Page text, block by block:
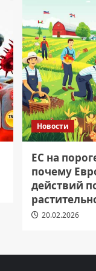
Новости
ЕС на
почему
действий
20.02.2026